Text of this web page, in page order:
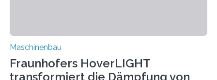
Maschinenbau
Fraunhofers HoverLIGHT
transformiert die Dämpfung von